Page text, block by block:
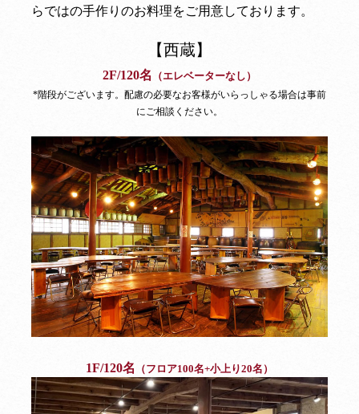
らではの手作りのお料理をご用意しております。
【西蔵】
2F/120名
（エレベーターなし）
*階段がございます。配慮の必要なお客様がいらっしゃる場合は事前
にご相談ください。
1F/120名 （フロア100名+小上り20名）